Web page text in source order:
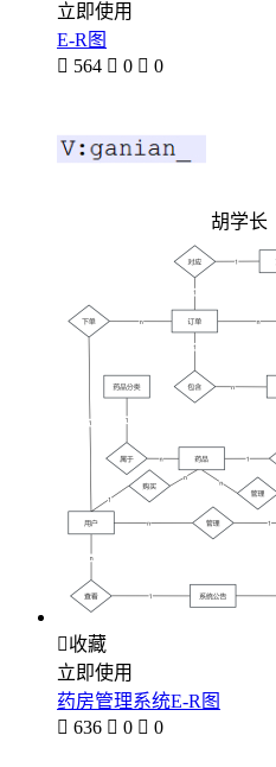
立即使用
E-R图
 564  0  0
胡学长
收藏
立即使用
药房管理系统E-R图
 636  0  0